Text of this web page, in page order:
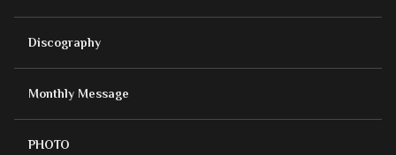
Discography
Monthly Message
PHOTO